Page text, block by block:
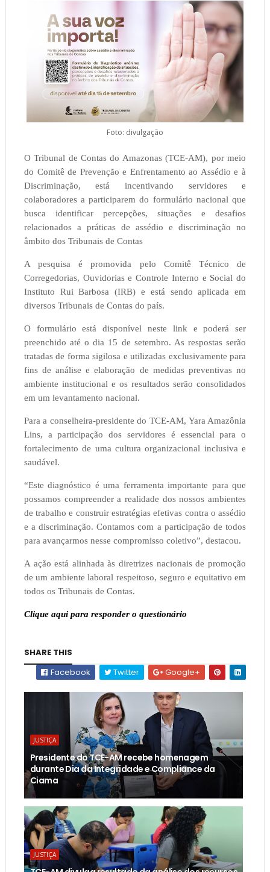
Foto: divulgação
O Tribunal de Contas do Amazonas (TCE-AM), por meio
do Comitê de Prevenção e Enfrentamento ao Assédio e à
Discriminação, está incentivando servidores e
colaboradores a participarem do formulário nacional que
busca identificar percepções, situações e desafios
relacionados a práticas de assédio e discriminação no
âmbito dos Tribunais de Contas
A pesquisa é promovida pelo Comitê Técnico de
Corregedorias, Ouvidorias e Controle Interno e Social do
Instituto Rui Barbosa (IRB) e está sendo aplicada em
diversos Tribunais de Contas do país.
O formulário está disponível neste link e poderá ser
preenchido até o dia 15 de setembro. As respostas serão
tratadas de forma sigilosa e utilizadas exclusivamente para
fins de análise e elaboração de medidas preventivas no
ambiente institucional e os resultados serão consolidados
em um levantamento nacional.
Para a conselheira-presidente do TCE-AM, Yara Amazônia
Lins, a participação dos servidores é essencial para o
fortalecimento de uma cultura organizacional inclusiva e
saudável.
“Este diagnóstico é uma ferramenta importante para que
possamos compreender a realidade dos nossos ambientes
de trabalho e construir estratégias efetivas contra o assédio
e a discriminação. Contamos com a participação de todos
para avançarmos nesse compromisso coletivo”, destacou.
A ação está alinhada às diretrizes nacionais de promoção
de um ambiente laboral respeitoso, seguro e equitativo em
todos os Tribunais de Contas.
Clique aqui para responder o questionário
SHARE THIS
Facebook
Twitter Google+
JUSTIÇA
Presidente do TCE-AM recebe homenagem
durante Dia da Integridade e Compliance da
Ciama
JUSTIÇA